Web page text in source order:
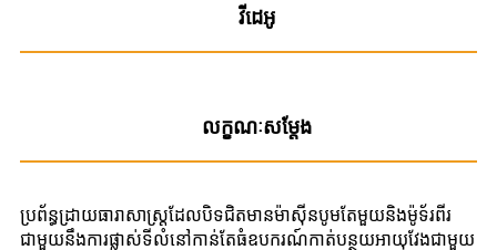
វីដេអូ
លក្ខណៈសម្តែង
ប្រព័ន្ធដ្រាយធារាសាស្ត្រដែលបិទជិតមានម៉ាស៊ីនបូមតែមួយនិងម៉ូទ័រពីរ
ជាមួយនឹងការផ្លាស់ទីលំនៅកាន់តែធំឧបករណ៍កាត់បន្ថយអាយុវែងជាមួយ